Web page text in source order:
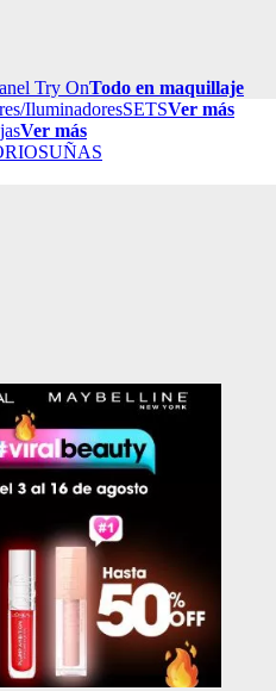
Try OnTodo en maquillaje
IluminadoresSETSVer más
Ver más
UÑAS